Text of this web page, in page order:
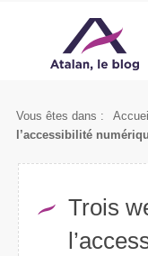
Vous êtes dans : Accueil
l’accessibilité
Trois